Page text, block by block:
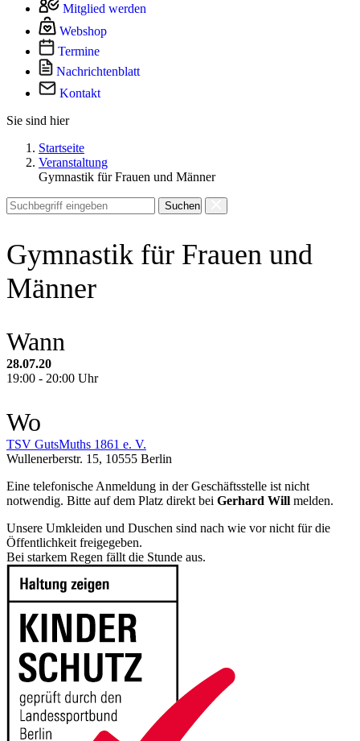
Mitglied werden
Webshop
Termine
Nachrichtenblatt
Kontakt
Sie sind hier
Startseite
Veranstaltung
Gymnastik für Frauen und Männer
Suchen
Gymnastik für Frauen und
Männer
Wann
28.07.20
19:00 - 20:00 Uhr
Wo
TSV GutsMuths 1861 e. V.
Wullenerberstr. 15, 10555 Berlin
Eine telefonische Anmeldung in der Geschäftsstelle ist nicht
notwendig. Bitte auf dem Platz direkt bei Gerhard Will melden.
Unsere Umkleiden und Duschen sind nach wie vor nicht für die
Öffentlichkeit freigegeben.
Bei starkem Regen fällt die Stunde aus.